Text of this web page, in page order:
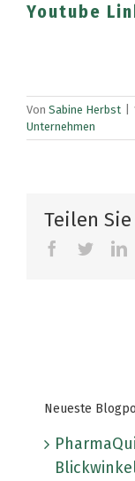
Youtube
Von Sabine Herbst
Unternehmen
Teilen
Facebook
Twitter
Neueste